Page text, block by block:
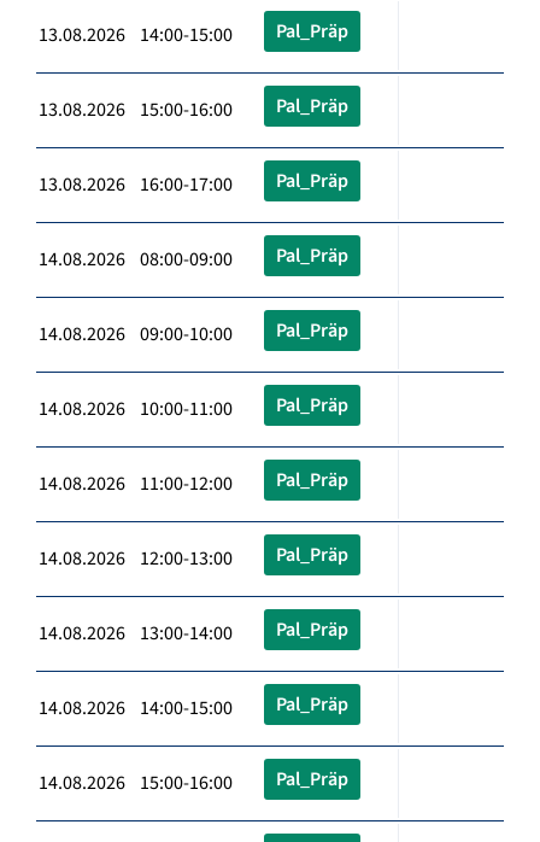
13.08.2026 14:00-15:00 Pal_Präp
13.08.2026 15:00-16:00 Pal_Präp
13.08.2026 16:00-17:00 Pal_Präp
14.08.2026 08:00-09:00 Pal_Präp
14.08.2026 09:00-10:00 Pal_Präp
14.08.2026 10:00-11:00 Pal_Präp
14.08.2026 11:00-12:00 Pal_Präp
14.08.2026 12:00-13:00 Pal_Präp
14.08.2026 13:00-14:00 Pal_Präp
14.08.2026 14:00-15:00 Pal_Präp
14.08.2026 15:00-16:00 Pal_Präp